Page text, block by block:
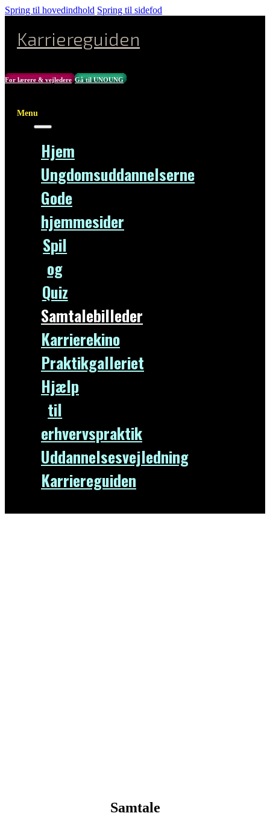
Spring til hovedindhold Spring til sidefod
Karriereguiden
For lærere & vejledere Gå til UNOUNG
Menu
Hjem
Ungdomsuddannelserne
Gode
hjemmesider
Spil
og
Quiz
Samtalebilleder
Karrierekino
Praktikgalleriet
Hjælp
til
erhvervspraktik
Uddannelsesvejledning
Karriereguiden
Samtale